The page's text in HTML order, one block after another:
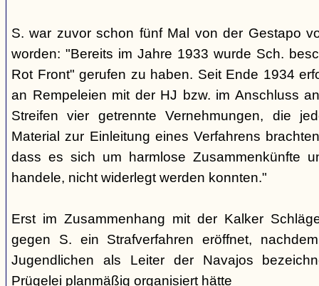
S. war zuvor schon fünf Mal von der Gestapo
worden: "Bereits im Jahre 1933 wurde Sch.
Rot Front" gerufen zu haben. Seit Ende 1934
an Rempeleien mit der HJ bzw. im Anschluss
Streifen vier getrennte Vernehmungen, die
Material zur Einleitung eines Verfahrens
dass es sich um harmlose Zusammenkünfte
handele, nicht widerlegt werden konnten."
Erst im Zusammenhang mit der Kalker
gegen S. ein Strafverfahren eröffnet,
Jugendlichen als Leiter der Navajos
Prügelei planmäßig organisiert hätte